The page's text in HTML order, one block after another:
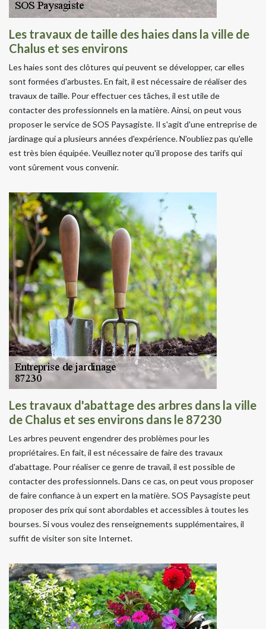
Les travaux de taille des haies dans la ville de
Chalus et ses environs
Les haies sont des clôtures qui peuvent se développer, car elles
sont formées d'arbustes. En fait, il est nécessaire de réaliser des
travaux de taille. Pour effectuer ces tâches, il est utile de
contacter des professionnels en la matière. Ainsi, on peut vous
proposer le service de SOS Paysagiste. Il s'agit d'une entreprise de
jardinage qui a plusieurs années d'expérience. N'oubliez pas qu'elle
est très bien équipée. Veuillez noter qu'il propose des tarifs qui
vont sûrement vous convenir.
Les travaux d'abattage des arbres dans la ville
de Chalus et ses environs dans le 87230
Les arbres peuvent engendrer des problèmes pour les
propriétaires. En fait, il est nécessaire de faire des travaux
d'abattage. Pour réaliser ce genre de travail, il est possible de
contacter des professionnels. Dans ce cas, on peut vous proposer
de faire confiance à un expert en la matière. SOS Paysagiste peut
proposer des prix qui sont abordables et accessibles à toutes les
bourses. Si vous voulez des renseignements supplémentaires, il
suffit de visiter son site Internet.